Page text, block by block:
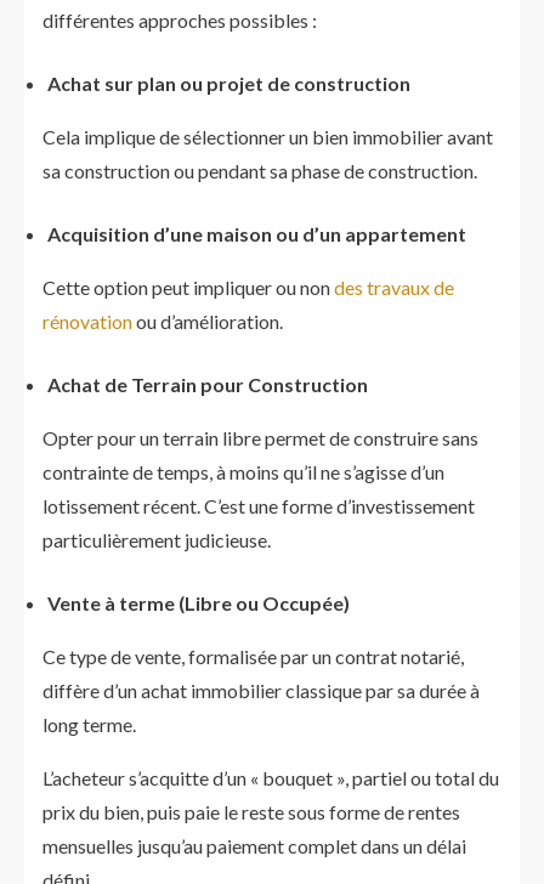
différentes approches possibles :
Achat sur plan ou projet de construction
Cela implique de sélectionner un bien immobilier avant
sa construction ou pendant sa phase de construction.
Acquisition d’une maison ou d’un appartement
Cette option peut impliquer ou nondes travaux de
rénovationou d’amélioration.
Achat de Terrain pour Construction
Opter pour un terrain libre permet de construire sans
contrainte de temps, à moins qu’il ne s’agisse d’un
lotissement récent. C’est une forme d’investissement
particulièrement judicieuse.
Vente à terme (Libre ou Occupée)
Ce type de vente, formalisée par un contrat notarié,
diffère d’un achat immobilier classique par sa durée à
long terme.
L’acheteur s’acquitte d’un « bouquet », partiel ou total du
prix du bien, puis paie le reste sous forme de rentes
mensuelles jusqu’au paiement complet dans un délai